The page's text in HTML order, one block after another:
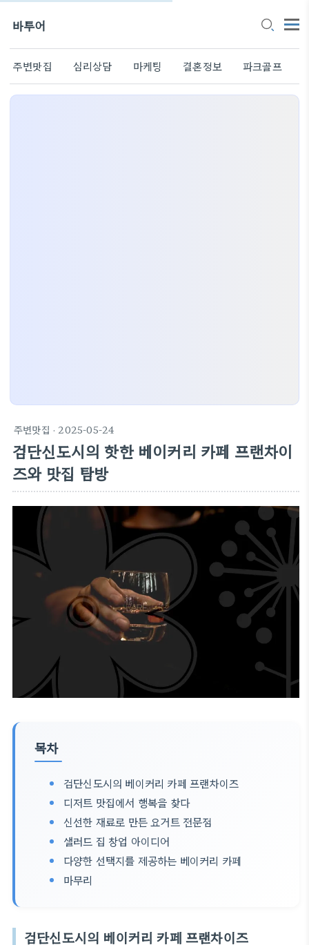
바투어
주변맛집 심리상담 마케팅 결혼정보 파크골프
주변맛집 · 2025-05-24
검단신도시의 핫한 베이커리 카페 프랜차이
즈와 맛집 탐방
목차
검단신도시의 베이커리 카페 프랜차이즈
디저트 맛집에서 행복을 찾다
신선한 재료로 만든 요거트 전문점
샐러드 집 창업 아이디어
다양한 선택지를 제공하는 베이커리 카페
마무리
검단신도시의 베이커리 카페 프랜차이즈